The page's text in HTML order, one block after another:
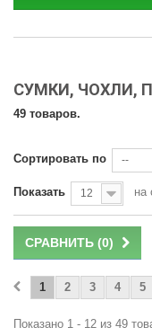
СУМКИ, ЧОХЛИ,
49 товаров.
Сортировать по --
Показать 12 на
СРАВНИТЬ (0)
1 2 3 4 5
Показано 1 - 12 из 49